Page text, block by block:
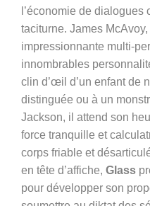
l’économie de dialogues
taciturne. James
impressionnante multi-
innombrables
clin d’œil d’un enfant de
distinguée ou à un
Jackson, il attend son
force tranquille et
corps friable et
en tête d’affiche, Glass
pour développer son